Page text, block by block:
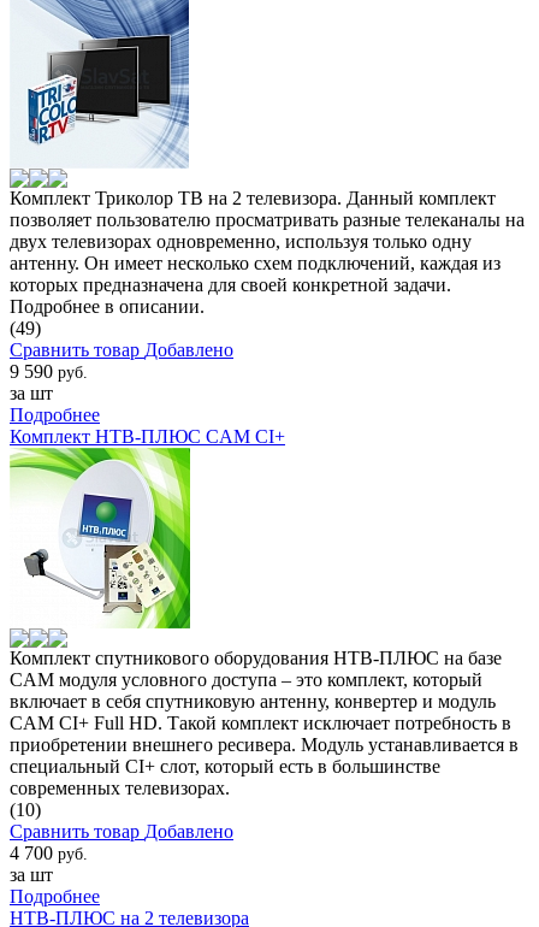
Комплект Триколор ТВ на 2 телевизора. Данный комплект
позволяет пользователю просматривать разные телеканалы на
двух телевизорах одновременно, используя только одну
антенну. Он имеет несколько схем подключений, каждая из
которых предназначена для своей конкретной задачи.
Подробнее в описании.
(49)
Сравнить товар Добавлено
9 590 руб.
за шт
Подробнее
Комплект НТВ-ПЛЮС CAM CI+
Комплект спутникового оборудования НТВ-ПЛЮС на базе
CAM модуля условного доступа – это комплект, который
включает в себя спутниковую антенну, конвертер и модуль
CAM CI+ Full HD. Такой комплект исключает потребность в
приобретении внешнего ресивера. Модуль устанавливается в
специальный CI+ слот, который есть в большинстве
современных телевизорах.
(10)
Сравнить товар Добавлено
4 700 руб.
за шт
Подробнее
НТВ-ПЛЮС на 2 телевизора